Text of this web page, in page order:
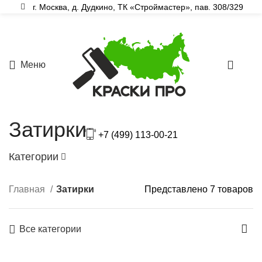
г. Москва, д. Дудкино, ТК «Строймастер», пав. 308/329
Меню
+7 (499) 113-00-21
Затирки
Категории
Главная Затирки Представлено 7 товаров
Все категории